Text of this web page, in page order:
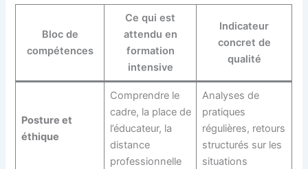
Bloc de
compétences
Ce qui est
attendu en
formation
intensive
Indicateur
concret de
qualité
Posture et
éthique
Comprendre le
cadre, la place de
l’éducateur, la
distance
professionnelle
Analyses de
pratiques
régulières, retours
structurés sur les
situations